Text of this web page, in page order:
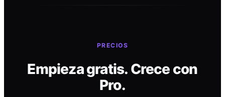
PRECIOS
Empieza gratis. Crece con
Pro.